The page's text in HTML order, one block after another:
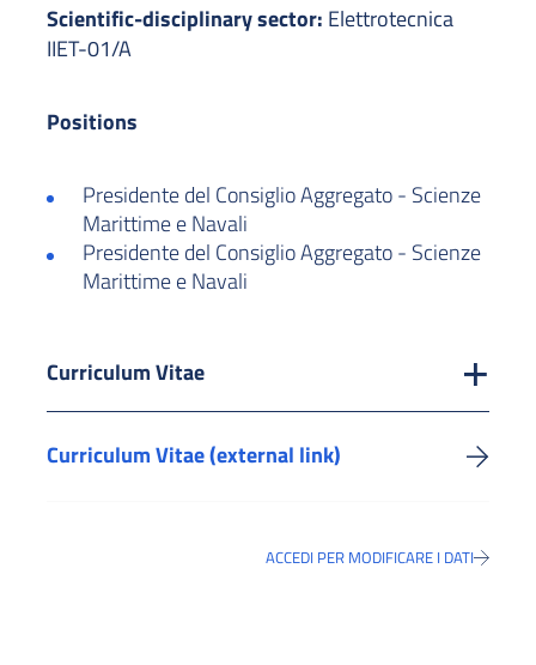
Scientific-disciplinary sector: Elettrotecnica
IIET-01/A
Positions
Presidente del Consiglio Aggregato - Scienze
Marittime e Navali
Presidente del Consiglio Aggregato - Scienze
Marittime e Navali
Curriculum Vitae
Curriculum Vitae (external link)
ACCEDI PER MODIFICARE I DATI